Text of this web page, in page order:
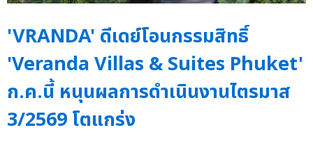
'VRANDA' ดีเดย์โอนกรรมสิทธิ์
'Veranda Villas & Suites Phuket'
ก.ค.นี้ หนุนผลการดำเนินงานไตรมาส
3/2569 โตแกร่ง